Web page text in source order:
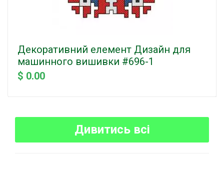
Декоративний елемент Дизайн для
машинного вишивки #696-1
$ 0.00
Дивитись всі